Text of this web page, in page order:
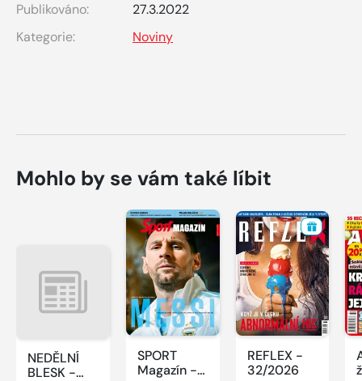
Publikováno:
27.3.2022
Kategorie:
Noviny
Mohlo by se vám také líbit
NEDĚLNÍ
BLESK -
SPORT
Magazín -
REFLEX -
32/2026